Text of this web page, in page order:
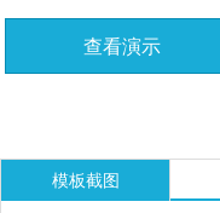
查看演示
模板截图